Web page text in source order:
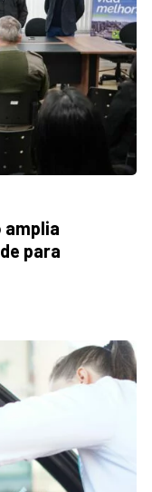
amplia
para